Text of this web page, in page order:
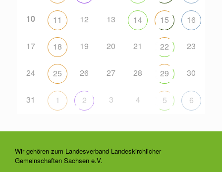
10 11 12 13 14 15 16
17 18 19 20 21 22 23
24 25 26 27 28 29 30
31 1 2 3 4 5 6
Wir gehören zum Landesverband Landeskirchlicher
Gemeinschaften Sachsen e.V.